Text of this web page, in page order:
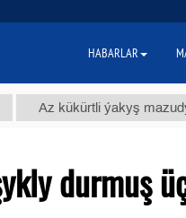
ýakyş mazudy (t.) $300
durmuş
HABARLAR